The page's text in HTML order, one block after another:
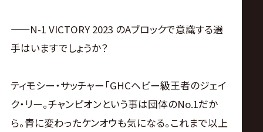
——N-1 VICTORY 2023 のAブロックで意識する選
手はいますでしょうか？
ティモシー・サッチャー「GHCヘビー級王者のジェイ
ク・リー。チャンピオンという事は団体のNo.1だか
ら。青に変わったケンオウも気になる。これまで以上